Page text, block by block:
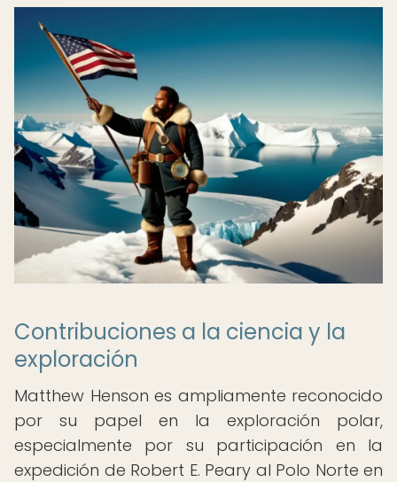
Contribuciones a la ciencia y la
exploración
Matthew Henson es ampliamente reconocido
por su papel en la exploración polar,
especialmente por su participación en la
expedición de Robert E. Peary al Polo Norte en